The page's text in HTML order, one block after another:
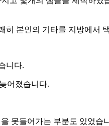
본인의 기타를 지방에서
니다.
어졌습니다.
못들어가는 부분도 있었습